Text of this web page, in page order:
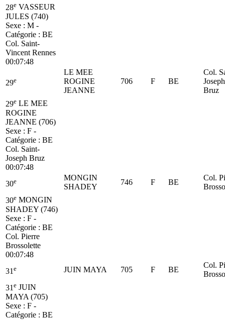
28e VASSEUR
JULES (740)
Sexe : M -
Catégorie : BE
Col. Saint-
Vincent Rennes
00:07:48
29e
LE MEE
ROGINE
JEANNE
706 F BE
Col.
Joseph
Bruz
29e LE MEE
ROGINE
JEANNE (706)
Sexe : F -
Catégorie : BE
Col. Saint-
Joseph Bruz
00:07:48
30e
MONGIN
SHADEY
746 F BE
Col.
30e MONGIN
SHADEY (746)
Sexe : F -
Catégorie : BE
Col. Pierre
Brossolette
00:07:48
31 e JUIN MAYA 705 F BE
Col.
31 e JUIN
MAYA (705)
Sexe : F -
Catégorie : BE